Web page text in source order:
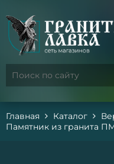
Главная Каталог
Памятник из гранита